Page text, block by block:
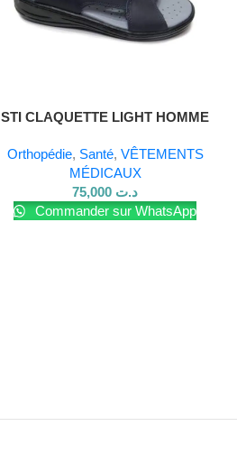
Lire La Suite
STI CLAQUETTE LIGHT HOMME
Orthopédie, Santé, VÊTEMENTS
MÉDICAUX
د.ت
Commander sur WhatsApp